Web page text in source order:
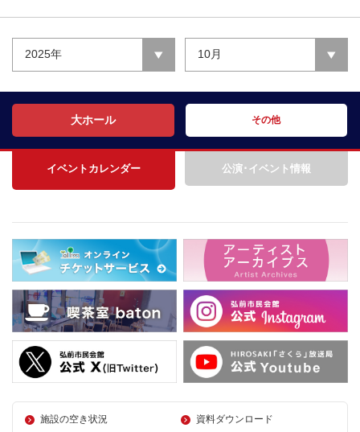
2025年 10月
大ホール その他
イベントカレンダー 公演･イベント情報
施設の空き状況
資料ダウンロード